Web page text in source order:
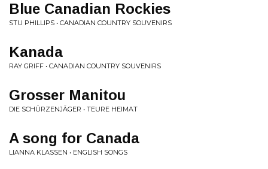
Blue Canadian Rockies
STU PHILLIPS • CANADIAN COUNTRY SOUVENIRS
Kanada
RAY GRIFF • CANADIAN COUNTRY SOUVENIRS
Grosser Manitou
DIE SCHÜRZENJÄGER • TEURE HEIMAT
A song for Canada
LIANNA KLASSEN • ENGLISH SONGS